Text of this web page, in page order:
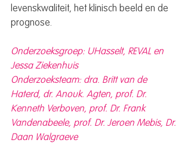
levenskwaliteit, het klinisch beeld en de
prognose.
Onderzoeksgroep: UHasselt, REVAL en
Jessa Ziekenhuis
Onderzoeksteam: dra. Britt van de
Haterd, dr. Anouk. Agten, prof. Dr.
Kenneth Verboven, prof. Dr. Frank
Vandenabeele, prof. Dr. Jeroen Mebis, Dr.
Daan Walgraeve